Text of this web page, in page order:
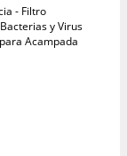
- Filtro
y Virus
Acampada